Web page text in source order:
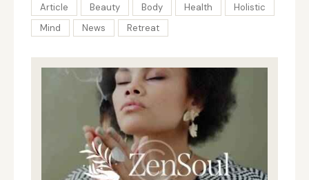
Article Beauty Body Health
Holistic
Mind
News Retreat